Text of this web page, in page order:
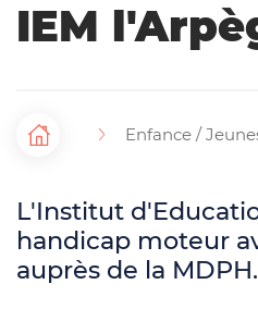
IEM
F
i
l
d
Accueil Enfance /
L'Institut
handicap moteur
auprès de la MDPH.